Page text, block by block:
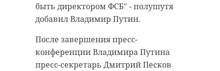
быть директором ФСБ" - полушутя
добавил Владимир Путин.
После завершения пресс-
конференции Владимира Путина
пресс-секретарь Дмитрий Песков